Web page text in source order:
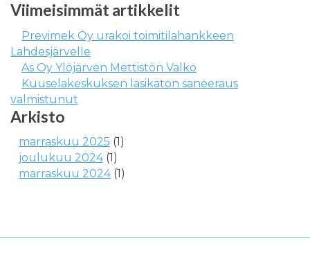
Viimeisimmät artikkelit
Previmek Oy urakoi toimitilahankkeen
Lahdesjärvelle
As Oy Ylöjärven Mettistön Valko
Kuuselakeskuksen lasikaton saneeraus
valmistunut
Arkisto
marraskuu 2025 (1)
joulukuu 2024(1)
marraskuu 2024(1)